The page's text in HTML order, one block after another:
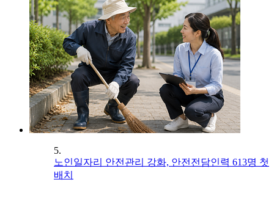
5.
노인일자리 안전관리 강화, 안전전담인력 613명 첫
배치